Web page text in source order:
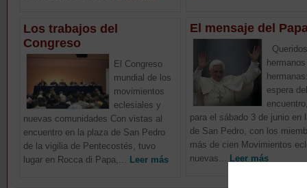
Los trabajos del
Congreso
El Congreso
mundial de los
movimientos
eclesiales y
nuevas comunidades Con vistas al
encuentro en la plaza de San Pedro
de la vigilia de Pentecostés, tuvo
lugar en Rocca di Papa,... Leer más
El mensaje del
espera
para el sábado 3 de junio en
de San Pedro, con los
más de cien Movimientos
nuevas... Leer más